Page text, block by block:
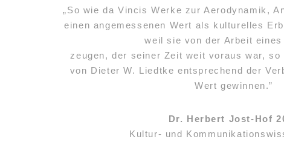
„So wie da Vincis Werke zur Aerodynamik,
einen angemessenen Wert als kulturelles
weil sie von der Arbeit eines
zeugen, der seiner Zeit weit voraus war, so
von Dieter W. Liedtke entsprechend der
Wert gewinnen.”
Dr. Herbert Jost-Hof
Kultur- und